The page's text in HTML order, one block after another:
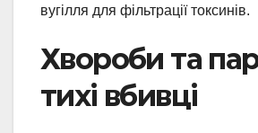
вугілля для фільтрації токсинів.
Хвороби та
тихі вбивці